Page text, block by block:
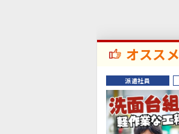
オススメ
派遣社員